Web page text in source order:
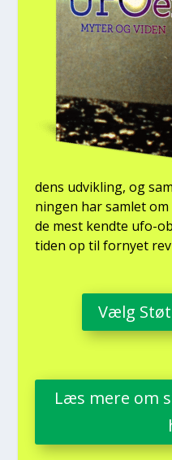
dens udvik­ling, og
nin­gen har sam­let
de mest kend­te ufo-
tiden op til for­ny­et
Vælg
Læs mere om